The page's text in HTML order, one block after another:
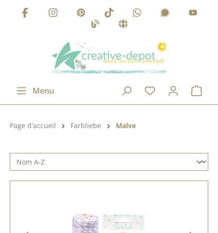
Passer au contenu principal
Menu
Catégorie de produits:
Page d'accueil Farbliebe Malve